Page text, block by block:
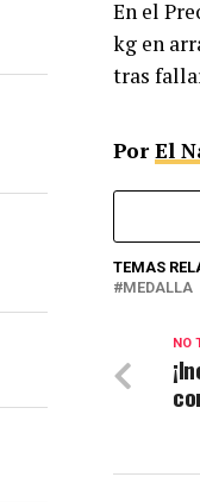
En el
kg en
tras
PorEl
TEMAS
MEDALLA
NO